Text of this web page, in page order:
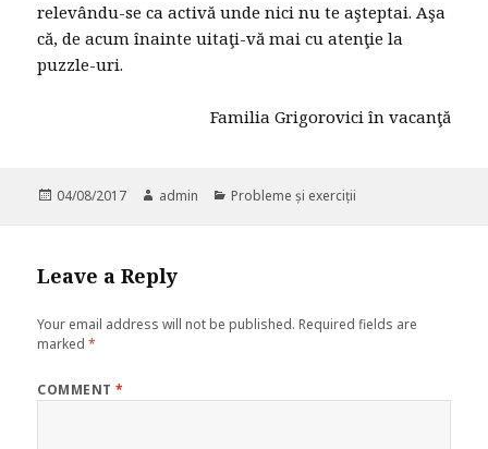
relevându-se ca activă unde nici nu te aşteptai. Aşa
că, de acum înainte uitaţi-vă mai cu atenţie la
puzzle-uri.
Familia Grigorovici în vacanţă
Posted
04/08/2017 Author
admin Categories
Probleme și exerciții
Leave a Reply
Your email address will not be published. Required fields are
marked*
COMMENT*